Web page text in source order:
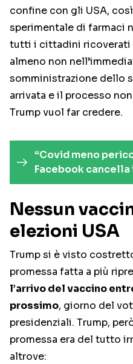
confine con gli USA,
sperimentale di farmaci
tutti i cittadini ricoverati
almeno non
somministrazione dello
arrivata e il processo
Trump vuol far credere.
“Covid meno
Facebook cancella
Nessun
elezioni USA
Trump si è visto
promessa fatta a più
l’arrivo del vaccino
prossimo, giorno del
presidenziali. Trump,
promessa era del tutto
altrove: